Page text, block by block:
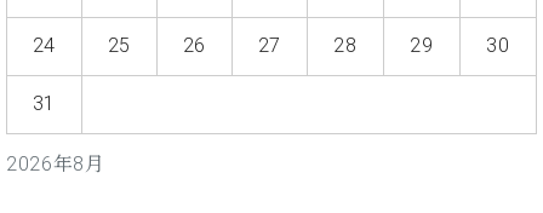
ジ
デ
番
号
タ
イ
を
前
ー
ン
店
ロ
ン・
調
学
方
ま
で
2026年8月
24 25 26 27 28 29 30
31